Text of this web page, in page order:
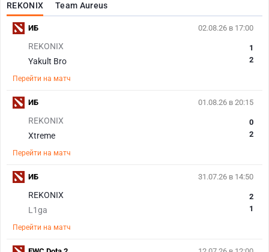
REKONIX Team Aureus
02.08.26 в 17:00
REKONIX
Yakult Bro
1
2
Перейти на матч
ИБ
01.08.26 в 20:15
REKONIX
Xtreme
0
2
Перейти на матч
ИБ
31.07.26 в 14:50
REKONIX
L1ga
2
1
Перейти на матч
ИБ